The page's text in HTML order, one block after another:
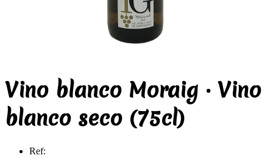
Vino blanco Moraig · Vino
blanco seco (75cl)
Ref: